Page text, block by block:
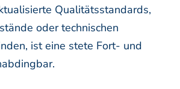
Qualitätsstandards,
oder technischen
ist eine stete Fort- und